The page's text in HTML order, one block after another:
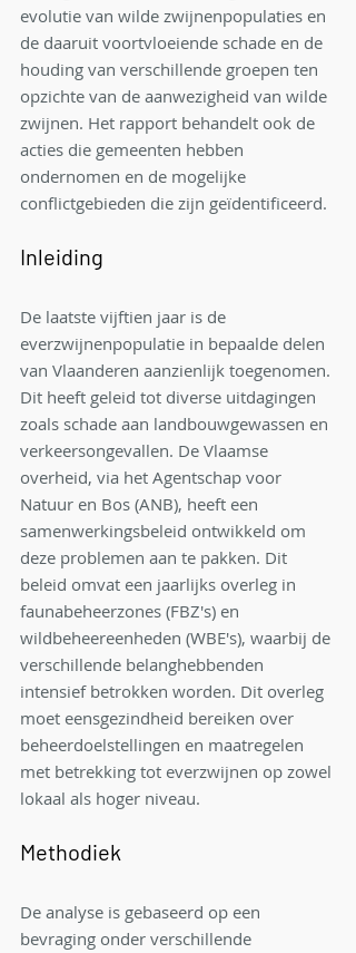
evolutie van wilde zwijnenpopulaties en
de daaruit voortvloeiende schade en de
houding van verschillende groepen ten
opzichte van de aanwezigheid van wilde
zwijnen. Het rapport behandelt ook de
acties die gemeenten hebben
ondernomen en de mogelijke
conflictgebieden die zijn geïdentificeerd.
Inleiding
De laatste vijftien jaar is de
everzwijnenpopulatie in bepaalde delen
van Vlaanderen aanzienlijk toegenomen.
Dit heeft geleid tot diverse uitdagingen
zoals schade aan landbouwgewassen en
verkeersongevallen. De Vlaamse
overheid, via het Agentschap voor
Natuur en Bos (ANB), heeft een
samenwerkingsbeleid ontwikkeld om
deze problemen aan te pakken. Dit
beleid omvat een jaarlijks overleg in
faunabeheerzones (FBZ's) en
wildbeheereenheden (WBE's), waarbij de
verschillende belanghebbenden
intensief betrokken worden. Dit overleg
moet eensgezindheid bereiken over
beheerdoelstellingen en maatregelen
met betrekking tot everzwijnen op zowel
lokaal als hoger niveau.
Methodiek
De analyse is gebaseerd op een
bevraging onder verschillende